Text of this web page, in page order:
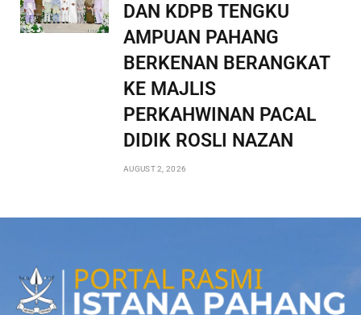
DAN KDPB TENGKU
AMPUAN PAHANG
BERKENAN BERANGKAT
KE MAJLIS
PERKAHWINAN PACAL
DIDIK ROSLI NAZAN
AUGUST 2, 2026